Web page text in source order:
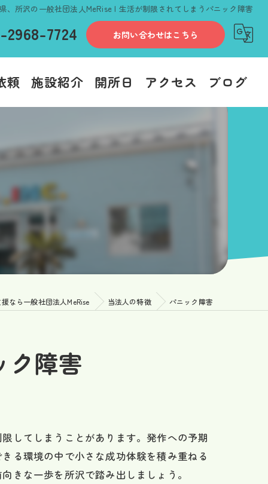
、所沢の一般社団法人MeRise | 生活が制限されてしまうパニック障害
2968-7724 お問い合わせはこちら
頼 施設紹介 開所日 アクセス ブログ
なら一般社団法人MeRise 当法人の特徴 パニック障害
ク障害
してしまうことがあります。発作への予期
る環境の中で小さな成功体験を積み重ねる
きな一歩を所沢で踏み出しましょう。